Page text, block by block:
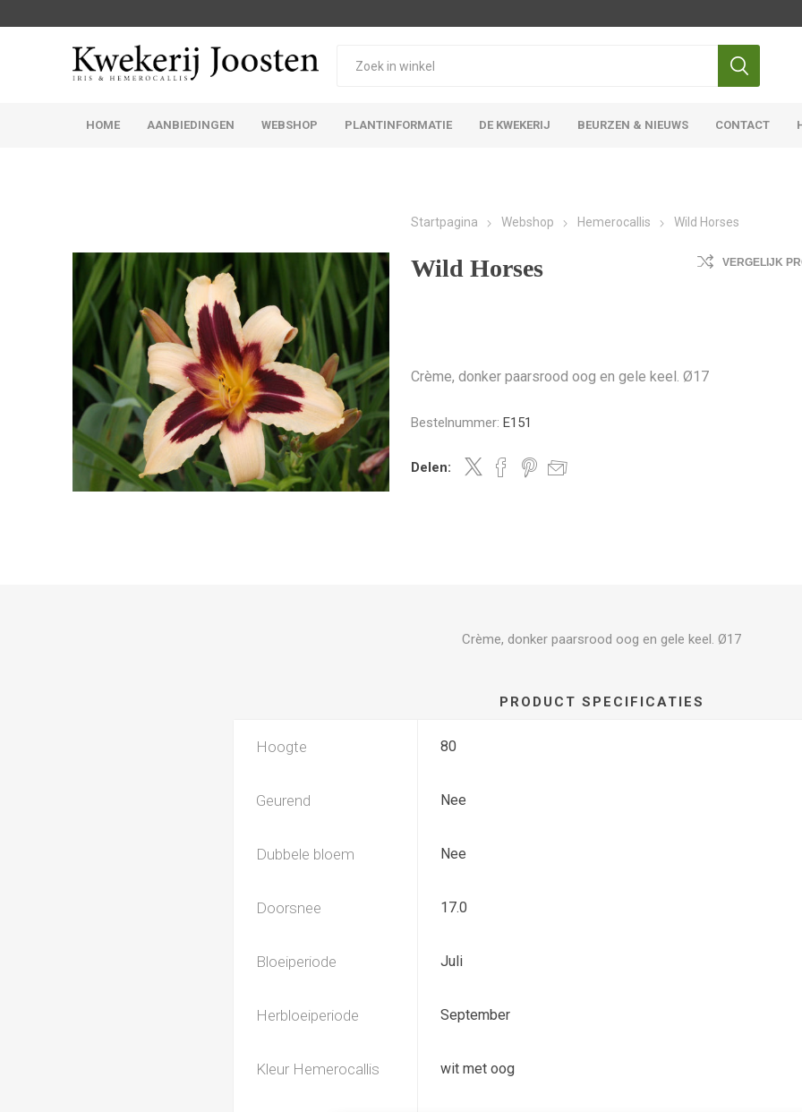
HOME AANBIEDINGEN WEBSHOP PLANTINFORMATIE DE KWEKERIJ BEURZEN & NIEUWS CONTACT
Startpagina Webshop Hemerocallis Wild Horses
Wild Horses VERGELIJK
Crème, donker paarsrood oog en gele keel. Ø17
Bestelnummer: E151
Delen:
Crème, donker paarsrood oog en gele keel. Ø17
PRODUCT SPECIFICATIES
Hoogte 80
Geurend Nee
Dubbele bloem Nee
Doorsnee 17.0
Bloeiperiode Juli
Herbloeiperiode September
Kleur Hemerocallis wit met oog